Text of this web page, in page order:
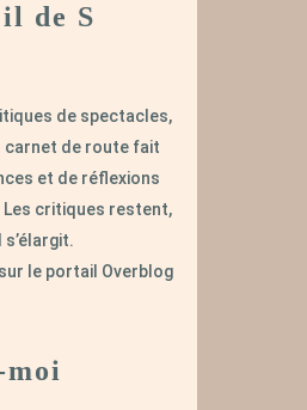
de S
de spectacles,
carnet de route fait
et de réflexions
Les critiques restent,
le portail Overblog
moi